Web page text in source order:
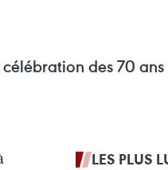
des 70 ans
LES PLUS